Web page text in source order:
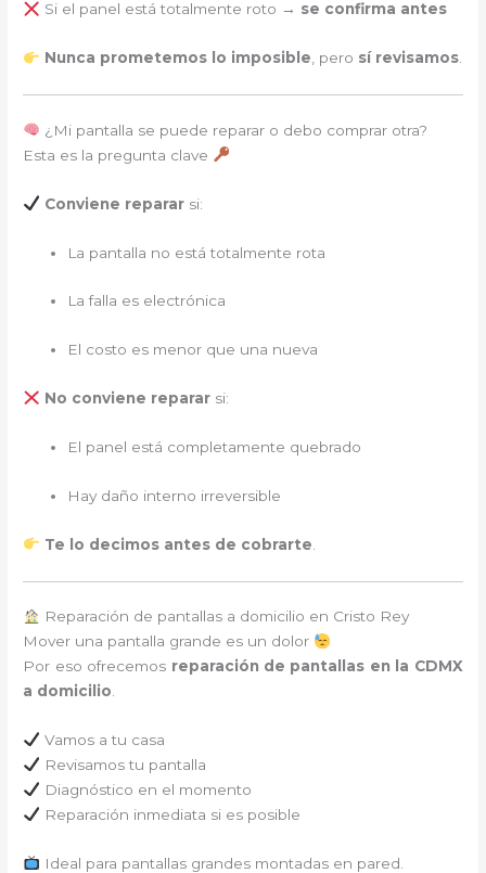
Si el panel está totalmente roto → se confirma antes
Nunca prometemos lo imposible, pero sí revisamos.
¿Mi pantalla se puede reparar o debo comprar otra?
Esta es la pregunta clave
Conviene repararsi:
La pantalla no está totalmente rota
La falla es electrónica
El costo es menor que una nueva
No conviene repararsi:
El panel está completamente quebrado
Hay daño interno irreversible
Te lo decimos antes de cobrarte
Reparación de pantallas a domicilio en Cristo Rey
Mover una pantalla grande es un dolor
Por eso ofrecemos reparación de pantallas en la CDMX
a domicilio
Vamos a tu casa
Revisamos tu pantalla
Diagnóstico en el momento
Reparación inmediata si es posible
Ideal para pantallas grandes montadas en pared.